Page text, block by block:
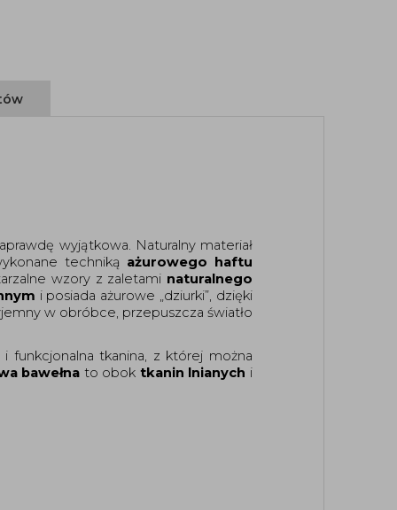
techniką ażurowego haftu
wzory z zaletami naturalnego
i posiada ażurowe „dziurki”, dzięki
w obróbce, przepuszcza światło
funkcjonalna tkanina, z której można
bawełna to obok tkanin lnianych